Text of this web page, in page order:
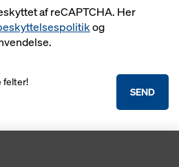
af reCAPTCHA. Her
og
SEND
felter!